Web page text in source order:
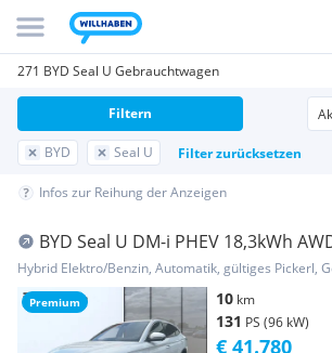
271 BYD Seal U Gebrauchtwagen
BYD Seal U Filter zurücksetzen
Filtern
Infos zur Reihung der Anzeigen
Premium
BYD Seal U DM-i PHEV 18,3kWh
Österreich ...
Hybrid Elektro/Benzin, Automatik, gültiges Pickerl,
10 km
131 PS (96 kW)
€ 41.780